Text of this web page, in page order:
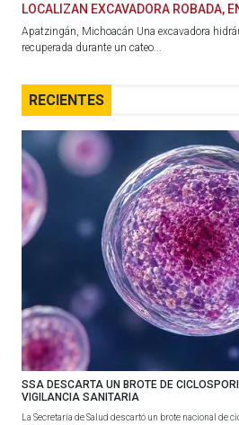
LOCALIZAN EXCAVADORA ROBADA,
Apatzingán, Michoacán Una excavadora
recuperada durante un cateo...
RECIENTES
SSA DESCARTA UN BROTE DE
VIGILANCIA SANITARIA
La Secretaría de Salud descartó un brote nacional de